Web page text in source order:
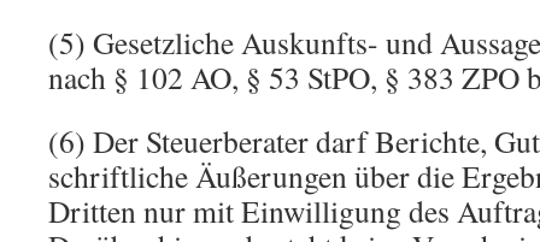
(5) Gesetzliche Auskunfts- und
nach § 102 AO, § 53 StPO, § 383 ZPO
(6) Der Steuerberater darf Berichte,
schriftliche Äußerungen über die
Dritten nur mit Einwilligung des